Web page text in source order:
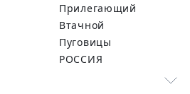
Прилегающий
Втачной
Пуговицы
РОССИЯ